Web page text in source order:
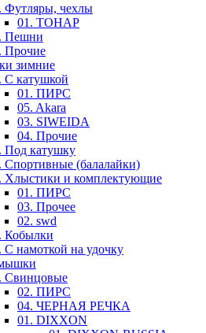
Футляры, чехлы
01. ТОНАР
Пешни
Прочие
зимние
С катушкой
01. ПИРС
05. Akara
03. SIWEIDA
04. Прочие
Под катушку
Спортивные (балалайки)
Хлыстики и комплектующие
01. ПИРС
03. Прочее
02. swd
Кобылки
С намоткой на удочку
Свинцовые
02. ПИРС
04. ЧЕРНАЯ РЕЧКА
01. DIXXON